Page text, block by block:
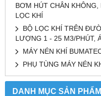
DANH MỤC SẢN PHẨM
BƠM HÚT CHÂN
LỌC KHÍ
BỘ LỌC KHÍ TRÊN
LƯỢNG 1 - 25 M3/PHÚT,
MÁY NÉN KHÍ
PHỤ TÙNG MÁY NÉN